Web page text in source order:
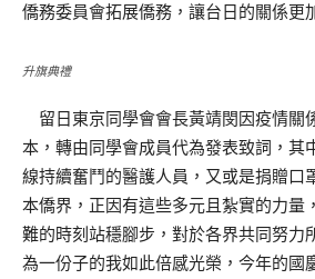
僑務委員會拓展僑務，讓台日的關係更
升旗典禮
留日東京同學會會長黃靖閔因疫情關
本，轉由同學會成員代為發表致詞，其
線持續奮鬥的醫護人員，又或是捐贈口
本僑界，正因有這些多元且紮實的力量
難的時刻站穩腳步，對於各界共同努力
為一份子的我如此倍感光榮，今年的國